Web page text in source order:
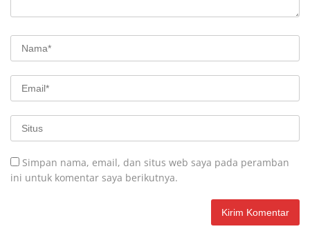
Simpan nama, email, dan situs web saya pada peramban
ini untuk komentar saya berikutnya.